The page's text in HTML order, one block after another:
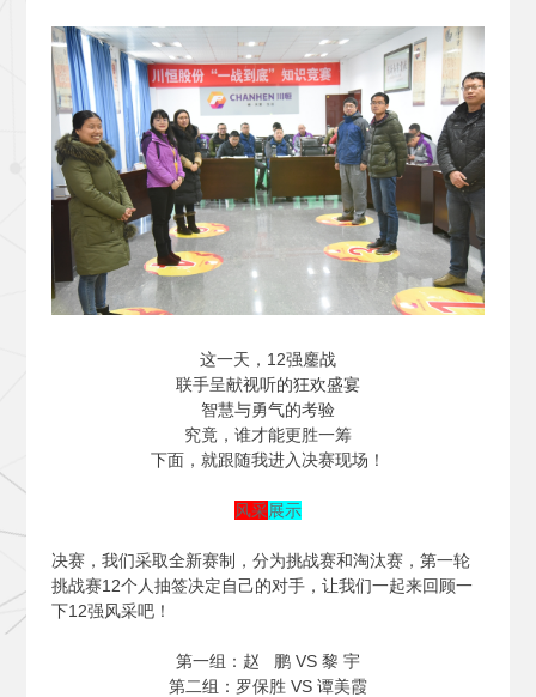
这一天，12强鏖战
联手呈献视听的狂欢盛宴
智慧与勇气的考验
究竟，谁才能更胜一筹
下面，就跟随我进入决赛现场！
风采展示
决赛，我们采取全新赛制，分为挑战赛和淘汰赛，第一轮
挑战赛12个人抽签决定自己的对手，让我们一起来回顾一
下12强风采吧！
第一组：赵 鹏 VS 黎 宇
第二组：罗保胜 VS 谭美霞